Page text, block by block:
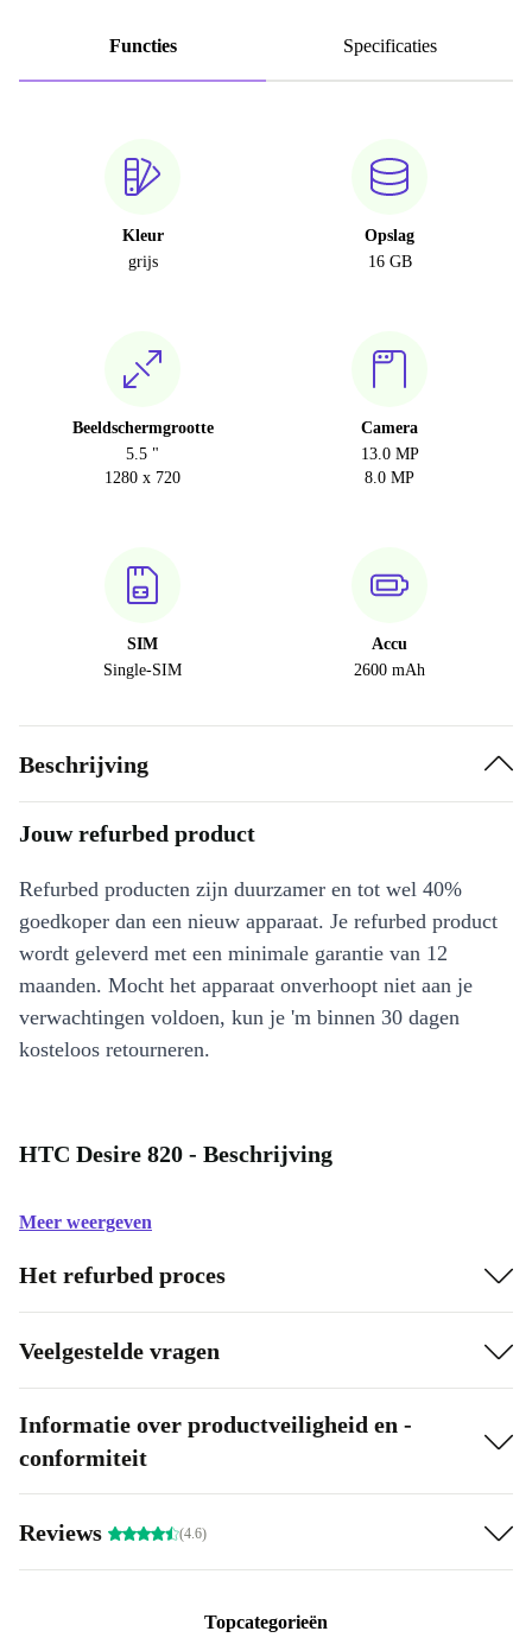
Functies Specificaties
Kleur
grijs
Opslag
16 GB
Beeldschermgrootte
5.5 "
1280 x 720
Camera
13.0 MP
8.0 MP
SIM
Single-SIM
Accu
2600 mAh
Beschrijving
Jouw refurbed product
Refurbed producten zijn duurzamer en tot wel 40%
goedkoper dan een nieuw apparaat. Je refurbed product
wordt geleverd met een minimale garantie van 12
maanden. Mocht het apparaat onverhoopt niet aan je
verwachtingen voldoen, kun je 'm binnen 30 dagen
kosteloos retourneren.
HTC Desire 820 - Beschrijving
Meer weergeven
Het refurbed proces
Veelgestelde vragen
Informatie over productveiligheid en -
conformiteit
Reviews (4.6)
Topcategorieën